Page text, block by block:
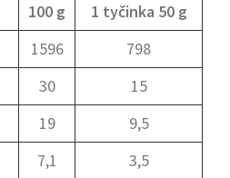
100 g
1 tyčinka 50 g
1596
798
30
15
19
9,5
7,1
3,5